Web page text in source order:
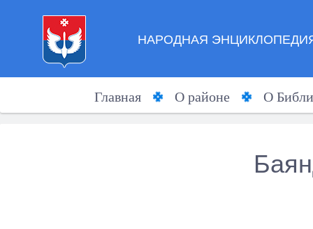
НАРОДНАЯ
Главная О районе О